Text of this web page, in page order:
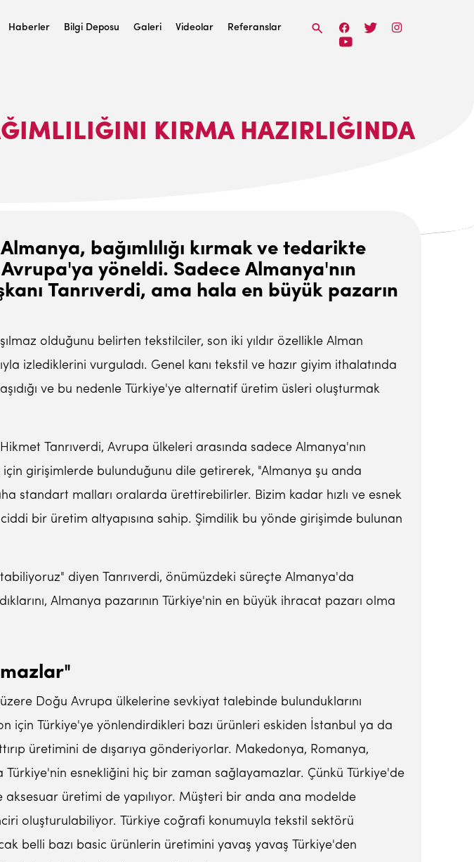
Haberler Bilgi Deposu Galeri Videolar
Referanslar
KIRMA HAZIRLIĞINDA
bağımlılığı kırmak ve tedarikte
yöneldi. Sadece Almanya'nın
Tanrıverdi, ama hala en büyük pazarın
olduğunu belirten tekstilciler, son iki yıldır özellikle Alman
izlediklerini vurguladı. Genel kanı tekstil ve hazır giyim ithalatında
ve bu nedenle Türkiye'ye alternatif üretim üsleri oluşturmak
Tanrıverdi, Avrupa ülkeleri arasında sadece Almanya'nın
girişimlerde bulunduğunu dile getirerek, "Almanya şu anda
standart malları oralarda ürettirebilirler. Bizim kadar hızlı ve esnek
bir üretim altyapısına sahip. Şimdilik bu yönde girişimde bulunan
diyen Tanrıverdi, önümüzdeki süreçte Almanya'da
Almanya pazarının Türkiye'nin en büyük ihracat pazarı olma
Doğu Avrupa ülkelerine sevkiyat talebinde bulunduklarını
için Türkiye'ye yönlendirdikleri bazı ürünleri eskiden İstanbul ya da
üretimini de dışarıya gönderiyorlar. Makedonya, Romanya,
esnekliğini hiç bir zaman sağlayamazlar. Çünkü Türkiye'de
aksesuar üretimi de yapılıyor. Müşteri bir anda ana modelde
oluşturulabiliyor. Türkiye coğrafi konumuyla tekstil sektörü
belli bazı basic ürünlerin üretimini yavaş yavaş Türkiye'den